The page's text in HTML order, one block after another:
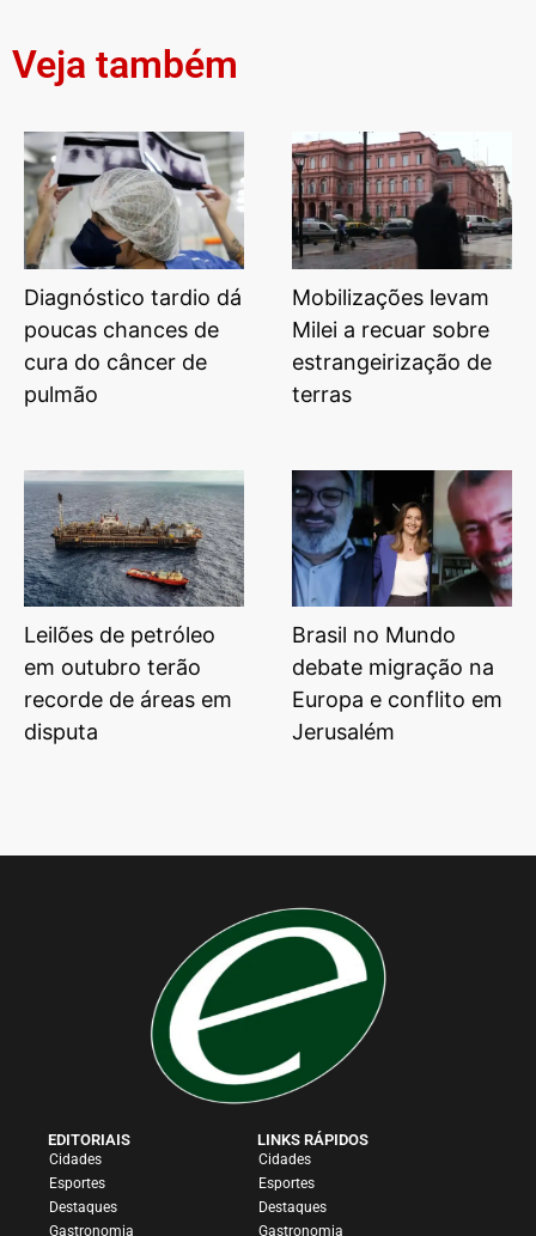
Veja também
Diagnóstico tardio dá
poucas chances de
cura do câncer de
pulmão
Mobilizações levam
Milei a recuar sobre
estrangeirização de
terras
Leilões de petróleo
em outubro terão
recorde de áreas em
disputa
Brasil no Mundo
debate migração na
Europa e conflito em
Jerusalém
EDITORIAIS
Cidades
Esportes
Destaques
Gastronomia
LINKS RÁPIDOS
Cidades
Esportes
Destaques
Gastronomia